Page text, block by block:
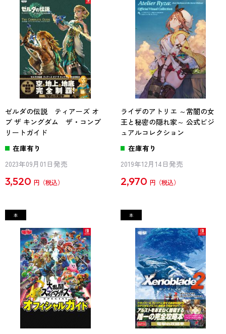
ゼルダの伝説 ティアーズ オ
ブ ザ キングダム ザ・コンプ
リートガイド
在庫有り
2023年09月01日発売
3,520 円
ライザのアトリエ ～常闇の女
王と秘密の隠れ家～ 公式ビジ
ュアルコレクション
在庫有り
2019年12月14日発売
2,970 円